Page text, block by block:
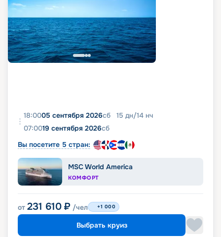
18:0005 сентября 2026сб 15 дн/14 нч
07:0019 сентября 2026сб
Вы посетите 5 стран:
MSC World America
КОМФОРТ
от 231 610 ₽ /чел +1 000
Выбрать круиз